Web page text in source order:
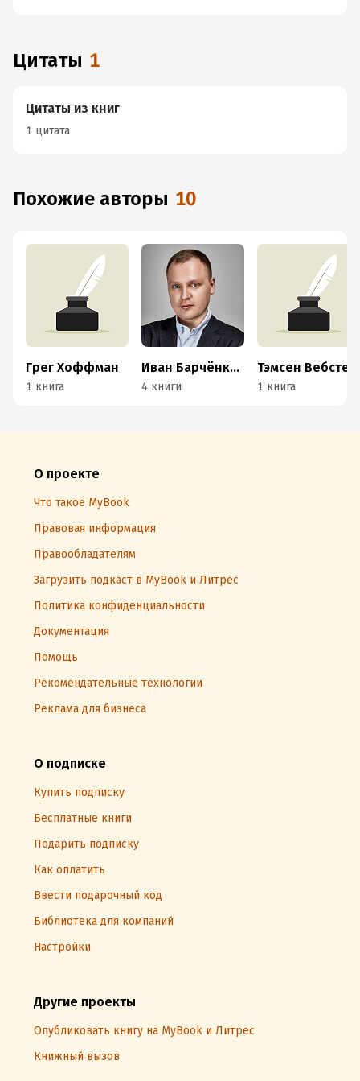
Цитаты 1
Цитаты из книг
1 цитата
Похожие авторы 10
Грег Хоффман
1 книга
Иван Барчёнков
4 книги
Тэмсен Вебстер
1 книга
О проекте
Что такое MyBook
Правовая информация
Правообладателям
Загрузить подкаст в MyBook и Литрес
Политика конфиденциальности
Документация
Помощь
Рекомендательные технологии
Реклама для бизнеса
О подписке
Купить подписку
Бесплатные книги
Подарить подписку
Как оплатить
Ввести подарочный код
Библиотека для компаний
Настройки
Другие проекты
Опубликовать книгу на MyBook и Литрес
Книжный вызов